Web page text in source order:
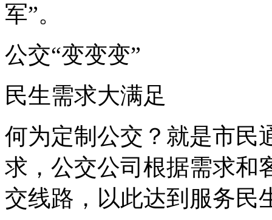
军”。
公交“变变变”
民生需求大满足
何为定制公交？就是市民
求，公交公司根据需求和
交线路，以此达到服务民